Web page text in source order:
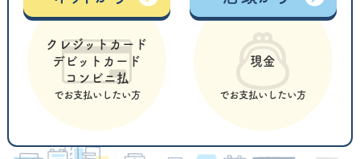
クレジットカード
デビットカード
コンビニ払
でお支払いしたい方
現金
でお支払いしたい方